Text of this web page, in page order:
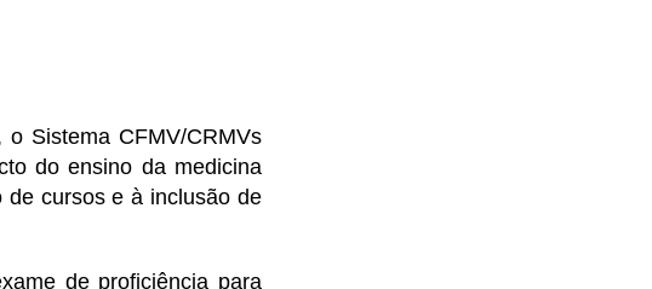
o Sistema CFMV/CRMVs
do ensino da medicina
de cursos e à inclusão de
de proficiência para